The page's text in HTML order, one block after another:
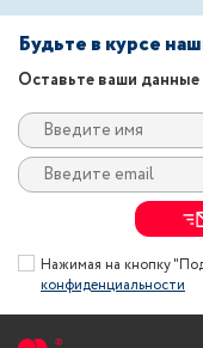
Будьте в курсе
Оставьте ваши
Нажимая на кнопку
конфиденциальности